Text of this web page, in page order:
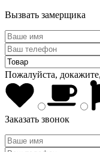
Вызвать замерщика
Пожалуйста,
Заказать звонок